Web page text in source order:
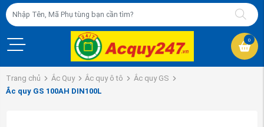
0
Trang chủ Ắc Quy Ắc quy ô tô
Ắc quy GS
Ắc quy GS 100AH DIN100L